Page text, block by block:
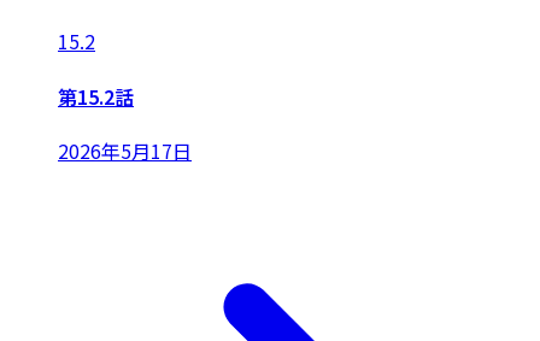
15.2
第15.2話
2026年5月17日